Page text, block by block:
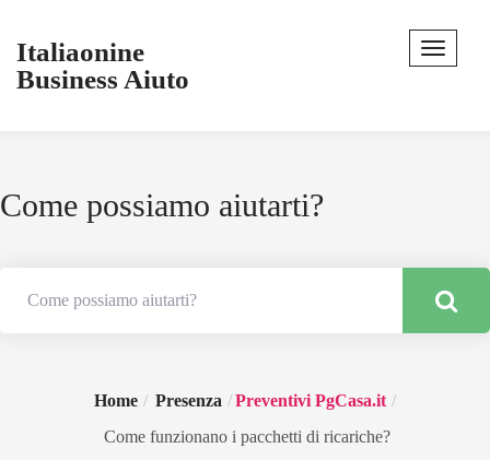
Italiaonine
Business Aiuto
Come possiamo aiutarti?
Home Presenza
Preventivi PgCasa.it
Come funzionano i pacchetti di ricariche?